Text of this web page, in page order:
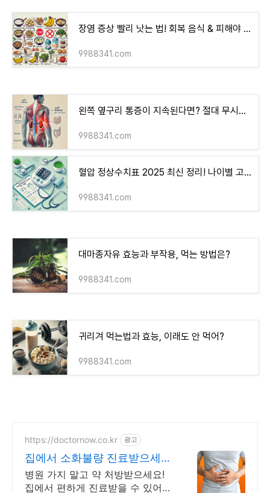
장염 증상 빨리 낫는 법! 회복 음식 & 피해야 할 음식 리스트
9988341.com
왼쪽 옆구리 통증이 지속된다면? 절대 무시하면 안 되는 이유
9988341.com
혈압 정상수치표 2025 최신 정리! 나이별 고혈압 기준은?
9988341.com
대마종자유 효능과 부작용, 먹는 방법은?
9988341.com
귀리겨 먹는법과 효능, 이래도 안 먹어?
9988341.com
https://doctornow.co.kr 광고
집에서 소화불량 진료받으세요
365일 24시간 진료가능
병원 가지 말고 약 처방받으세요!
집에서 편하게 진료받을 수 있어